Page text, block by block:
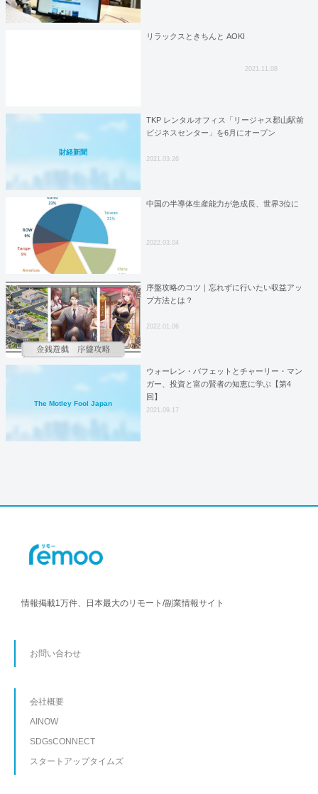
リラックスときちんと AOKI
2021.11.08
財経新聞
TKP レンタルオフィス「リージャス郡山駅前
ビジネスセンター」を6月にオープン
2021.03.26
中国の半導体生産能力が急成長、世界3位に
2022.03.04
序盤攻略のコツ｜忘れずに行いたい収益アッ
プ方法とは？
2022.01.06
The Motley Fool Japan
ウォーレン・バフェットとチャーリー・マン
ガー、投資と富の賢者の知恵に学ぶ【第4
回】
2021.09.17
情報掲載1万件、日本最大のリモート/副業情報サイト
お問い合わせ
会社概要
AINOW
SDGsCONNECT
スタートアップタイムズ